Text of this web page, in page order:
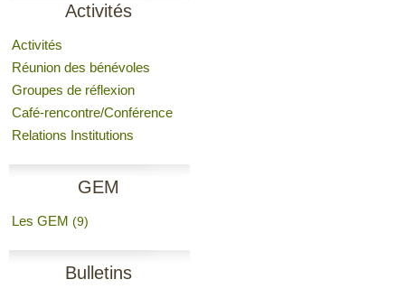
Activités
Activités
Réunion des bénévoles
Groupes de réflexion
Café-rencontre/Conférence
Relations Institutions
GEM
Les GEM (9)
Bulletins